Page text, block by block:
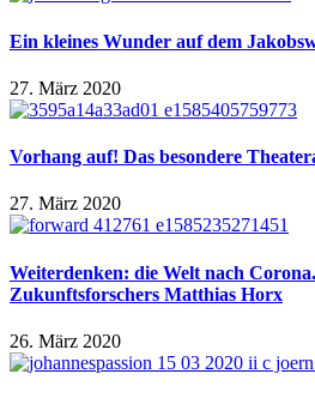
Ein kleines Wunder auf dem
27. März 2020
Vorhang auf! Das besondere
27. März 2020
Weiterdenken: die Welt nach
Zukunftsforschers Matthias Horx
26. März 2020